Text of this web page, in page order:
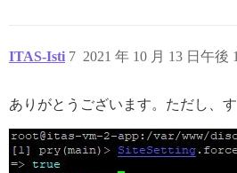
ITAS-Isti 2021 年 10 月 13 日午後
7
ありがとうございます。ただし、す